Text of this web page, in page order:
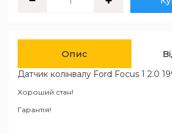
Опис
Датчик колінвалу Ford Focus 1 2.0
Хороший стан!
Гарантія!